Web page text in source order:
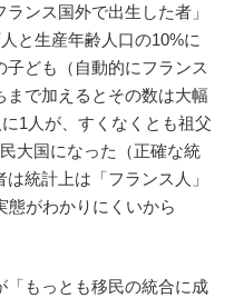
ンス国外で出生した者」
と生産年齢人口の10%に
ども（自動的にフランス
で加えるとその数は大幅
1人が、すくなくとも祖父
大国になった（正確な統
統計上は「フランス人」
態がわかりにくいから
「もっとも移民の統合に成